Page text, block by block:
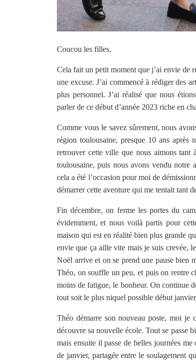
Coucou les filles,
Cela fait un petit moment que j’ai envie de
une excuse. J’ai commencé à rédiger des
plus personnel. J’ai réalisé que nous
parler de ce début d’année 2023 riche en
Comme vous le savez sûrement, nous
région toulousaine, presque 10 ans après
retrouver cette ville que nous aimons
toulousaine, puis nous avons vendu
cela a été l’occasion pour moi de
démarrer cette aventure qui me tentait tant
Fin décembre, on ferme les portes du
évidemment, et nous voilà partis pour
maison qui est en réalité bien plus grande
envie que ça aille vite mais je suis crevée,
Noël arrive et on se prend une pause bien
Théo, on souffle un peu, et puis on rentre
moins de fatigue, le bonheur. On continue
tout soit le plus niquel possible début
Théo démarre son nouveau poste, moi je
découvre sa nouvelle école. Tout se passe
mais ensuite il passe de belles journées
de janvier, partagée entre le soulagement